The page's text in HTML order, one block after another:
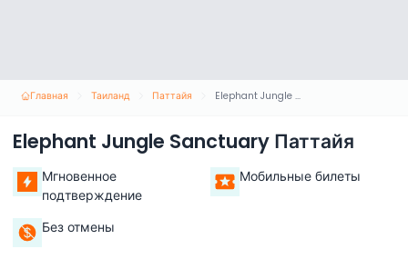
Главная Таиланд Паттайя Elephant Jungle Sanctuary Паттайя
Elephant Jungle Sanctuary Паттайя
Мгновенное
подтверждение
Мобильные билеты
Без отмены